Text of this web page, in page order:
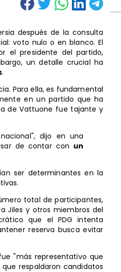
después de la consulta
voto nulo o en blanco. El
el presidente del partido,
un detalle crucial ha
.
Para ella, es fundamental
en un partido que ha
de Vattuone fue tajante y
dijo en una
de contar con un
ser determinantes en la
total de participantes,
Jiles y otros miembros del
que el PDG intenta
reserva busca evitar
"más representativo que
respaldaron candidatos